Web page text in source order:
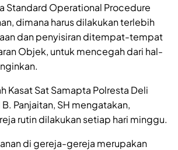
Standard Operational Procedure
dimana harus dilakukan terlebih
dan penyisiran ditempat-tempat
Objek, untuk mencegah dari hal-
Kasat Sat Samapta Polresta Deli
Panjaitan, SH mengatakan,
rutin dilakukan setiap hari minggu.
di gereja-gereja merupakan